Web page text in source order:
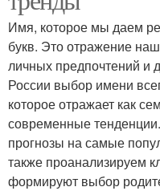
Имя, которое мы даем
букв. Это отражение
личных предпочтений и
России выбор имени
которое отражает как
современные
прогнозы на самые
также проанализируем
формируют выбор